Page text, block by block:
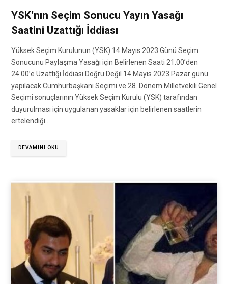
YSK’nın Seçim Sonucu Yayın Yasağı
Saatini Uzattığı İddiası
Yüksek Seçim Kurulunun (YSK) 14 Mayıs 2023 Günü Seçim
Sonucunu Paylaşma Yasağı için Belirlenen Saati 21.00’den
24.00’e Uzattığı İddiası Doğru Değil 14 Mayıs 2023 Pazar günü
yapılacak Cumhurbaşkanı Seçimi ve 28. Dönem Milletvekili Genel
Seçimi sonuçlarının Yüksek Seçim Kurulu (YSK) tarafından
duyurulması için uygulanan yasaklar için belirlenen saatlerin
ertelendiği…
DEVAMINI OKU